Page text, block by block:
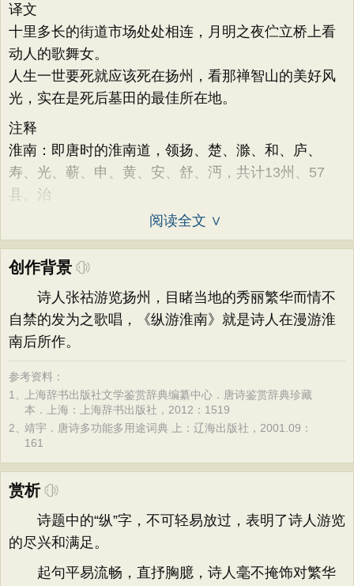
译文
十里多长的街道市场处处相连，月明之夜伫立桥上看
动人的歌舞女。
人生一世要死就应该死在扬州，看那禅智山的美好风
光，实在是死后墓田的最佳所在地。
注释
淮南：即唐时的淮南道，领扬、楚、滁、和、庐、
寿、光、蕲、申、黄、安、舒、沔，共计13州、57
县。治
阅读全文 ∨
创作背景
诗人张祜游览扬州，目睹当地的秀丽繁华而情不
自禁的发为之歌唱，《纵游淮南》就是诗人在漫游淮
南后所作。
参考资料：
1、
上海辞书出版社文学鉴赏辞典编纂中心．唐诗鉴赏辞典珍藏
本．上海：上海辞书出版社，2012：1519
2、靖宇．唐诗多功能多用途词典 上：辽海出版社，2001.09：
161
赏析
诗题中的“纵”字，不可轻易放过，表明了诗人游览
的尽兴和满足。
起句平易流畅，直抒胸臆，诗人毫不掩饰对繁华